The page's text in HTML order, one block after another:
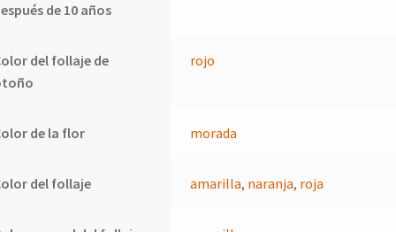
de 10 años
del follaje de
rojo
de la flor morada
del follaje amarilla, naranja, roja